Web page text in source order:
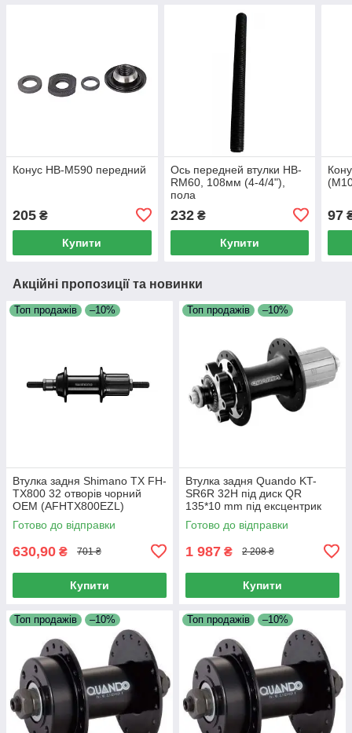
Конус HB-M590 передний
205 ₴
Купити
Ось передней втулки HB-
RM60, 108мм (4-4/4"),
пола
232₴
Купити
97
Акційні пропозиції та новинки
Топ продажів –10%
Втулка задня Shimano TX FH-
TX800 32 отворів чорний
ОЕМ (AFHTX800EZL)
Готово до відправки
630,90 ₴ 701 ₴
Купити
Топ продажів –10%
Втулка задня Quando KT-
SR6R 32H під диск QR
135*10 mm під ексцентрик
алюмінієва чорна
Готово до відправки
1 987 ₴ 2 208 ₴
Купити
Топ продажів –10% Топ продажів –10%